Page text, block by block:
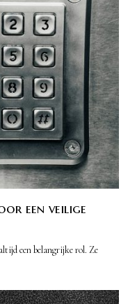
een veilige
een belangrijke rol. Ze